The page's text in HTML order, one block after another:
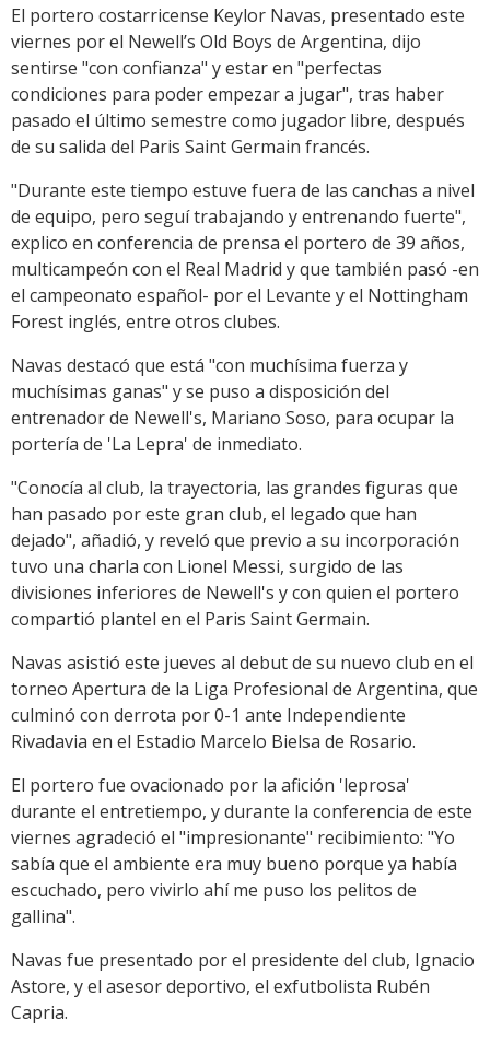
Link
El portero costarricense Keylor Navas, presentado este
viernes por el Newell’s Old Boys de Argentina, dijo
sentirse "con confianza" y estar en "perfectas
condiciones para poder empezar a jugar", tras haber
pasado el último semestre como jugador libre, después
de su salida del Paris Saint Germain francés.
"Durante este tiempo estuve fuera de las canchas a nivel
de equipo, pero seguí trabajando y entrenando fuerte",
explico en conferencia de prensa el portero de 39 años,
multicampeón con el Real Madrid y que también pasó -en
el campeonato español- por el Levante y el Nottingham
Forest inglés, entre otros clubes.
Navas destacó que está "con muchísima fuerza y
muchísimas ganas" y se puso a disposición del
entrenador de Newell's, Mariano Soso, para ocupar la
portería de 'La Lepra' de inmediato.
"Conocía al club, la trayectoria, las grandes figuras que
han pasado por este gran club, el legado que han
dejado", añadió, y reveló que previo a su incorporación
tuvo una charla con Lionel Messi, surgido de las
divisiones inferiores de Newell's y con quien el portero
compartió plantel en el Paris Saint Germain.
Navas asistió este jueves al debut de su nuevo club en el
torneo Apertura de la Liga Profesional de Argentina, que
culminó con derrota por 0-1 ante Independiente
Rivadavia en el Estadio Marcelo Bielsa de Rosario.
El portero fue ovacionado por la afición 'leprosa'
durante el entretiempo, y durante la conferencia de este
viernes agradeció el "impresionante" recibimiento: "Yo
sabía que el ambiente era muy bueno porque ya había
escuchado, pero vivirlo ahí me puso los pelitos de
gallina".
Navas fue presentado por el presidente del club, Ignacio
Astore, y el asesor deportivo, el exfutbolista Rubén
Capria.